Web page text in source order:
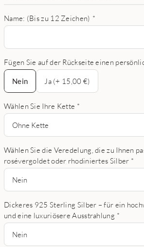
Name: (Bis zu 12 Zeichen) *
Fügen Sie auf der Rückseite einen
Nein
Nein
Ja (+ 15,00 €)
Wählen Sie Ihre Kette *
Ohne Kette
Wählen Sie die Veredelung, die zu Ihnen
rosévergoldet oder rhodiniertes Silber *
Nein
Dickeres 925 Sterling Silber – für ein
und eine luxuriösere Ausstrahlung *
Nein